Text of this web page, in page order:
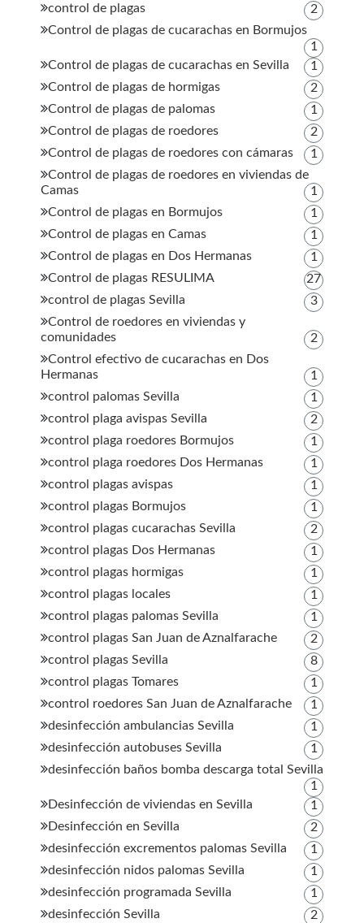
control de plagas
2
Control de plagas de cucarachas en Bormujos
1
Control de plagas de cucarachas en Sevilla
1
Control de plagas de hormigas
2
Control de plagas de palomas
1
Control de plagas de roedores
2
Control de plagas de roedores con cámaras
1
Control de plagas de roedores en viviendas de
Camas
1
Control de plagas en Bormujos
1
Control de plagas en Camas
1
Control de plagas en Dos Hermanas
1
Control de plagas RESULIMA
27
control de plagas Sevilla
3
Control de roedores en viviendas y
comunidades
2
Control efectivo de cucarachas en Dos
Hermanas
1
control palomas Sevilla
1
control plaga avispas Sevilla
2
control plaga roedores Bormujos
1
control plaga roedores Dos Hermanas
1
control plagas avispas
1
control plagas Bormujos
1
control plagas cucarachas Sevilla
2
control plagas Dos Hermanas
1
control plagas hormigas
1
control plagas locales
1
control plagas palomas Sevilla
1
control plagas San Juan de Aznalfarache
2
control plagas Sevilla
8
control plagas Tomares
1
control roedores San Juan de Aznalfarache
1
desinfección ambulancias Sevilla
1
desinfección autobuses Sevilla
1
desinfección baños bomba descarga total Sevilla
1
Desinfección de viviendas en Sevilla
1
Desinfección en Sevilla
2
desinfección excrementos palomas Sevilla
1
desinfección nidos palomas Sevilla
1
desinfección programada Sevilla
1
desinfección Sevilla
2